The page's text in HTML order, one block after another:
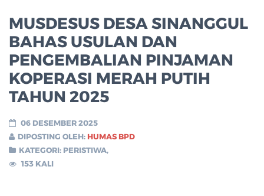
MUSDESUS DESA SINANGGUL
BAHAS USULAN DAN
PENGEMBALIAN PINJAMAN
KOPERASI MERAH PUTIH
TAHUN 2025
06 DESEMBER 2025
DIPOSTING OLEH: HUMAS BPD
KATEGORI: PERISTIWA,
153 KALI